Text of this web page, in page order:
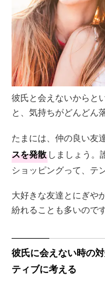
彼氏と会えないからと
と、気持ちがどんどん
たまには、仲の良い友
スを発散 しましょう。
ショッピングって、テ
大好きな友達とにぎや
紛れることも多いのです
彼氏に会えない時の
ティブに考える